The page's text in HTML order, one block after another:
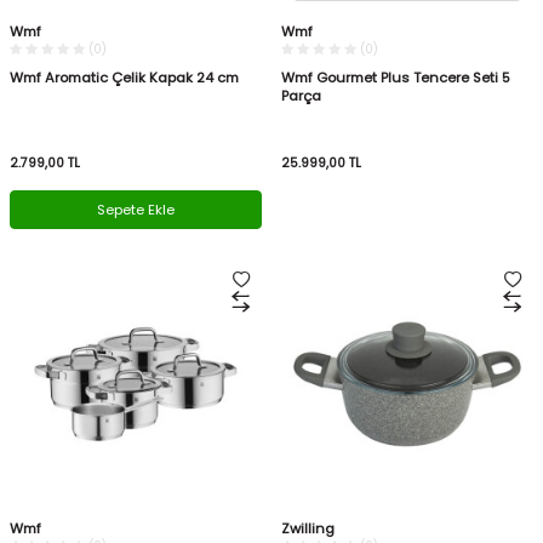
Wmf
(0)
Wmf Aromatic Çelik Kapak 24 cm
2.799,00 TL
Sepete Ekle
Wmf
(0)
Wmf Gourmet Plus Tencere Seti 5
Parça
25.999,00 TL
Wmf Zwilling